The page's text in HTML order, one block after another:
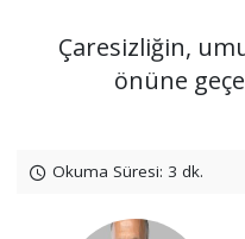
Çaresizliğin,
önüne
Okuma Süresi: 3 dk.